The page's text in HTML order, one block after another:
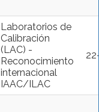
Laboratorios de
Calibración
(LAC) -
Reconocimiento
internacional
IAAC/ILAC